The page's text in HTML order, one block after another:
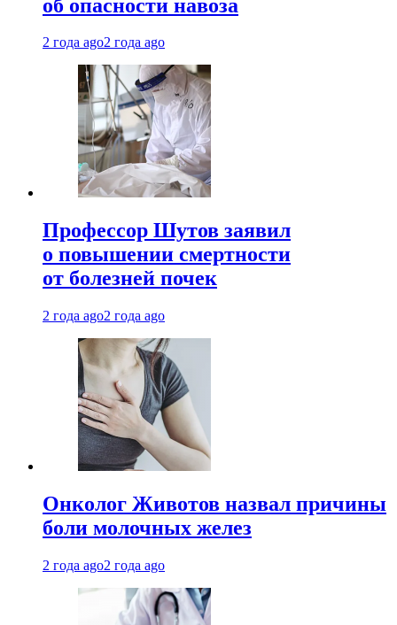
об опасности навоза
2 года ago2 года ago
Профессор Шутов заявил
о повышении смертности
от болезней почек
2 года ago2 года ago
Онколог Животов назвал причины
боли молочных желез
2 года ago2 года ago